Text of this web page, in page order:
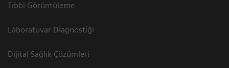
Tıbbi Görüntüleme
Laboratuvar Diagnostiği
Dijital Sağlık Çözümleri